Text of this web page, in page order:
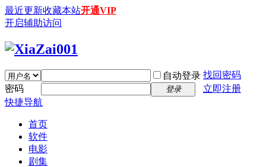
最近更新收藏本站开通VIP
开启辅助访问
自动登录 找回密码
密码
登录
立即注册
快捷导航
首页
软件
电影
剧集